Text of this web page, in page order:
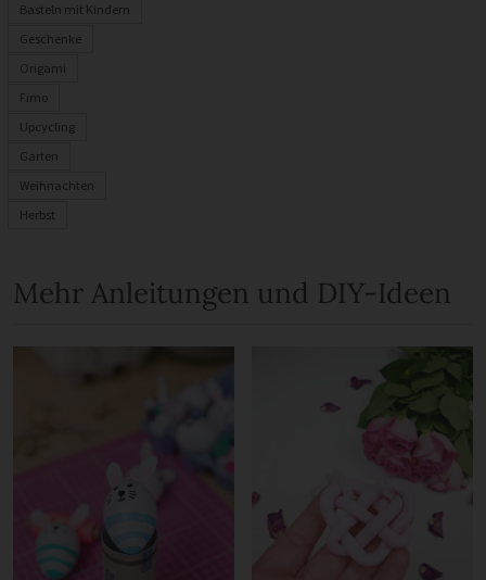
Basteln mit Kindern
Geschenke
Origami
Fimo
Upcycling
Garten
Weihnachten
Herbst
Mehr Anleitungen und DIY-Ideen